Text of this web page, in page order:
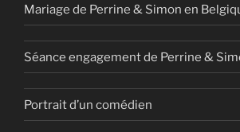
Mariage de Perrine & Simon en
Séance engagement de Perrine &
Portrait d’un comédien